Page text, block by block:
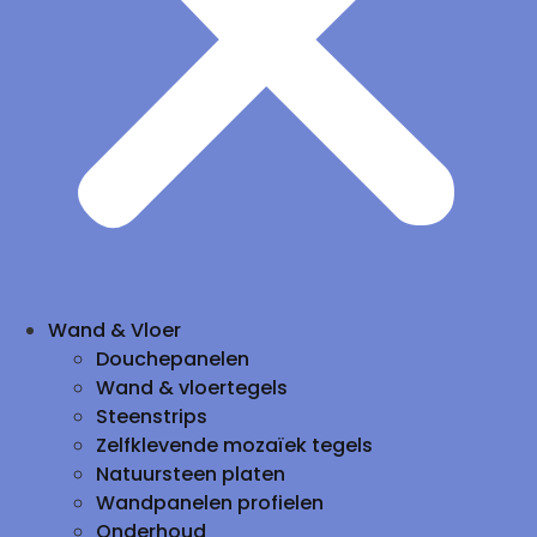
Wand & Vloer
Douchepanelen
Wand & vloertegels
Steenstrips
Zelfklevende mozaïek tegels
Natuursteen platen
Wandpanelen profielen
Onderhoud